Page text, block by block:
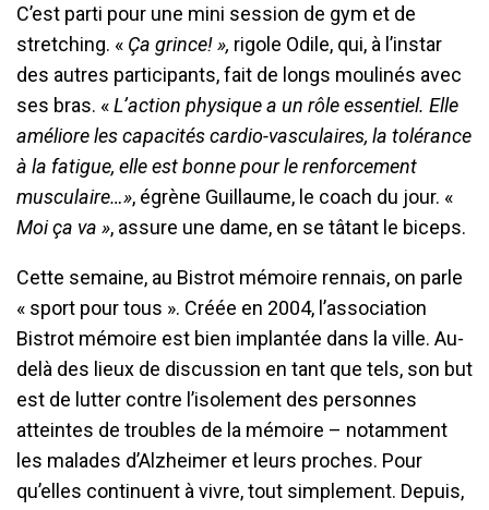
C’est parti pour une mini session de gym et de
stretching. « Ça grince! », rigole Odile, qui, à l’instar
des autres participants, fait de longs moulinés avec
ses bras. «L’action physique a un rôle essentiel. Elle
améliore les capacités cardio-vasculaires, la tolérance
à la fatigue, elle est bonne pour le renforcement
musculaire…», égrène Guillaume, le coach du jour. «
Moi ça va », assure une dame, en se tâtant le biceps.
Cette semaine, au Bistrot mémoire rennais, on parle
« sport pour tous ». Créée en 2004, l’association
Bistrot mémoire est bien implantée dans la ville. Au-
delà des lieux de discussion en tant que tels, son but
est de lutter contre l’isolement des personnes
atteintes de troubles de la mémoire – notamment
les malades d’Alzheimer et leurs proches. Pour
qu’elles continuent à vivre, tout simplement. Depuis,